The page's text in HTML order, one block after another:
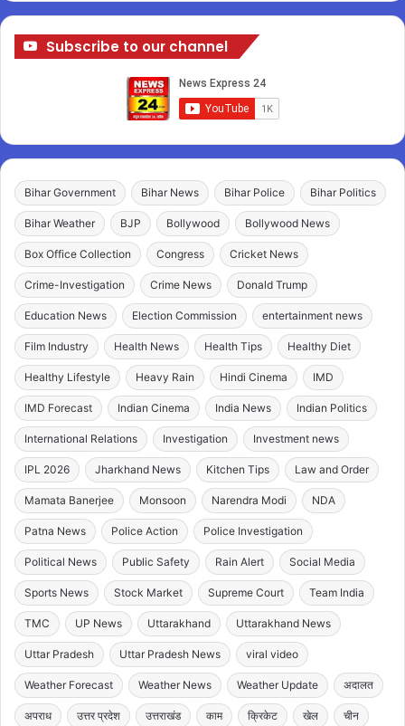
Subscribe to our channel
Bihar Government Bihar News Bihar Police Bihar Politics
Bihar Weather BJP Bollywood Bollywood News
Box Office Collection Congress Cricket News
Crime-Investigation Crime News Donald Trump
Education News Election Commission entertainment news
Film Industry Health News Health Tips Healthy Diet
Healthy Lifestyle Heavy Rain Hindi Cinema IMD
IMD Forecast Indian Cinema India News Indian Politics
International Relations Investigation Investment news
IPL 2026 Jharkhand News Kitchen Tips Law and Order
Mamata Banerjee Monsoon Narendra Modi NDA
Patna News Police Action Police Investigation
Political News Public Safety Rain Alert Social Media
Sports News Stock Market Supreme Court Team India
TMC UP News Uttarakhand Uttarakhand News
Uttar Pradesh Uttar Pradesh News viral video
Weather Forecast Weather News Weather Update अदालत
अपराध उत्तर प्रदेश उत्तराखंड काम क्रिकेट खेल चीन